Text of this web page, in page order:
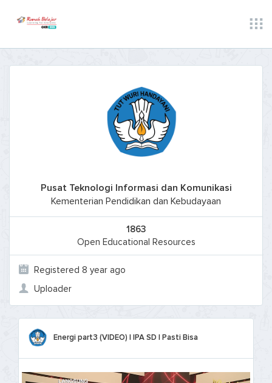
Pusat Teknologi Informasi dan Komunikasi
Kementerian Pendidikan dan Kebudayaan
1863
Open Educational Resources
Registered 8 year ago
Uploader
Energi part3 (VIDEO) | IPA SD | Pasti Bisa